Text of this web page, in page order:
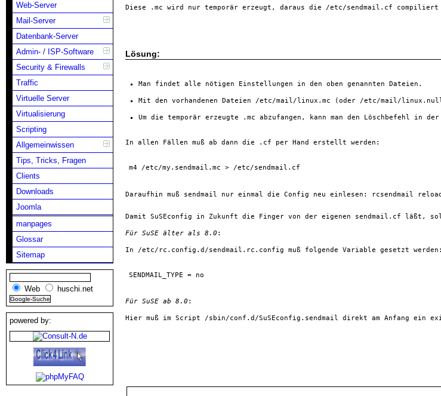
Web-Server
Mail-Server
Datenbank-Server
Admin- / ISP-Software
Security & Firewalls
Traffic
Virtuelle Server
Virtualisierung
Scripting
Allgemeinwissen
Tips, Tricks, Fragen
Clients
Downloads
Joomla
manpages
Glossar
Sitemap
Web huschi.net
powered by:
Diese .mc wird nur temporär erzeugt, daraus die /etc/sendmail.cf compiliert
Lösung:
Man findet alle nötigen Einstellungen in den oben genannten Dateien.
Mit den vorhandenen Dateien /etc/mail/linux.mc (oder /etc/mail/
Um die temporär erzeugte .mc abzufangen, kann man den Löschbefehl in
In allen Fällen muß ab dann die .cf per Hand erstellt werden:
m4 /etc/my.sendmail.mc > /etc/sendmail.cf
Daraufhin muß sendmail nur einmal die Config neu einlesen: rcsendmail reload
Damit SuSEconfig in Zukunft die Finger von der eigenen sendmail.cf läßt,
Für SuSE älter als 8.0 :
In /etc/rc.config.d/sendmail.rc.config muß folgende Variable gesetzt werden:
SENDMAIL_TYPE = no
Für SuSE ab 8.0 :
Hier muß im Script /sbin/conf.d/SuSEconfig.sendmail direkt am Anfang ein